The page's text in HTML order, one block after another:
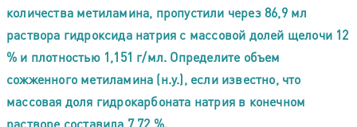
количества метиламина, пропустили через 86,9 мл
раствора гидроксида натрия с массовой долей щелочи 12
% и плотностью 1,151 г/мл. Определите объем
сожженного метиламина (н.у.), если известно, что
массовая доля гидрокарбоната натрия в конечном
растворе составила 7,72 %.